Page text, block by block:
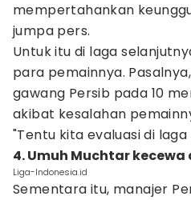
mempertahankan
jumpa pers.
Untuk itu di laga
para pemainnya.
gawang Persib pada 10
akibat kesalahan
"Tentu kita evaluasi di
4. Umuh Muchtar
Liga-Indonesia.id
Sementara itu, manajer